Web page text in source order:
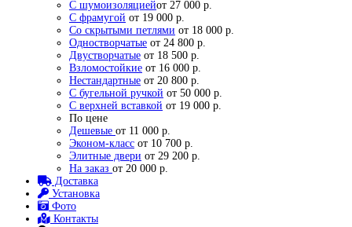
С шумоизоляциейот 27 000 р.
С фрамугой от 19 000 р.
Со скрытыми петлями от 18 000 р.
Одностворчатые от 24 800 р.
Двустворчатые от 18 500 р.
Взломостойкие от 16 000 р.
Нестандартные от 20 800 р.
С бугельной ручкой от 50 000 р.
С верхней вставкой от 19 000 р.
По цене
Дешевые от 11 000 р.
Эконом-класс от 10 700 р.
Элитные двери от 29 200 р.
На заказ от 20 000 р.
Доставка
Установка
Фото
Контакты